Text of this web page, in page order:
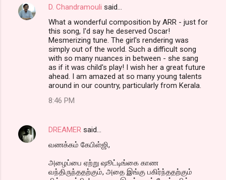
D. Chandramouli said…
What a wonderful composition by ARR - just for
this song, I'd say he deserved Oscar!
Mesmerizing tune. The girl's rendering was
simply out of the world. Such a difficult song
with so many nuances in between - she sang
as if it was child's play! I wish her a great future
ahead. I am amazed at so many young talents
around in our country, particularly from Kerala.
8:46 PM
DREAMER said…
வணக்கம் கேபிள்ஜி,
அழைப்பை ஏற்று ஷூட்டிங்கை காண
வந்திருந்ததற்கும், அதை இங்கு பகிர்ந்ததற்கும்